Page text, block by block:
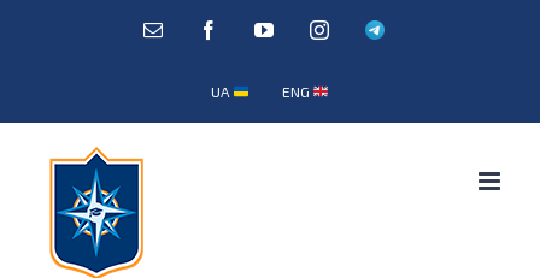
E-
FacebookYouTubeInstagramTelegram
UA ENG